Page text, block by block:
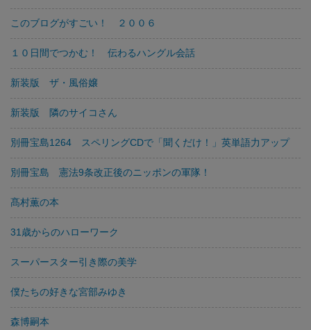
このブログがすごい！ ２００６
１０日間でつかむ！ 伝わるハングル会話
新装版 ザ・風俗嬢
新装版 隣のサイコさん
別冊宝島1264 スペリングCDで「聞くだけ！」英単語力アップ
別冊宝島 憲法9条改正後のニッポンの軍隊！
髙村薫の本
31歳からのハローワーク
スーパースター引き際の美学
僕たちの好きな宮部みゆき
森博嗣本